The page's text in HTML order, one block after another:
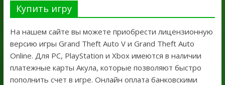
Купить игру
На нашем сайте вы можете приобрести лицензионную
версию игры Grand Theft Auto V и Grand Theft Auto
Online. Для PC, PlayStation и Xbox имеются в наличии
платежные карты Акула, которые позволяют быстро
пополнить счет в игре. Онлайн оплата банковскими